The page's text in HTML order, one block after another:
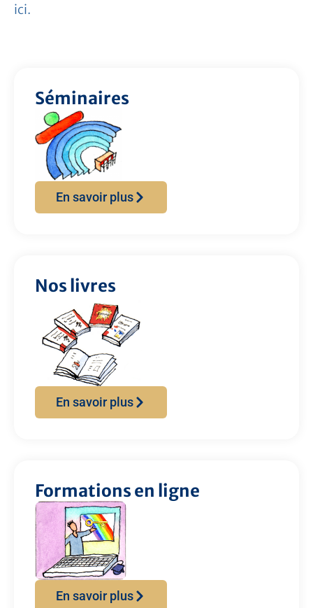
ici.
Séminaires
En savoir plus
Nos livres
En savoir plus
Formations en ligne
En savoir plus